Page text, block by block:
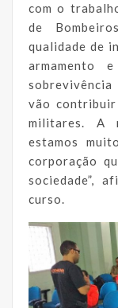
com o
de
qualidade de
armamento
vão
militares. A
estamos
corporação
sociedade”,
curso.